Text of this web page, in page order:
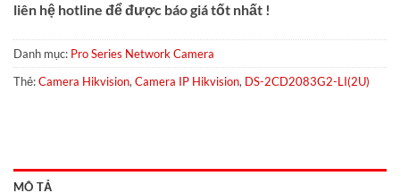
liên hệ hotline để được báo giá tốt nhất !
Danh mục: Pro Series Network Camera
Thẻ:Camera Hikvision, Camera IP Hikvision, DS-2CD2083G2-LI(2U)
MÔ TẢ